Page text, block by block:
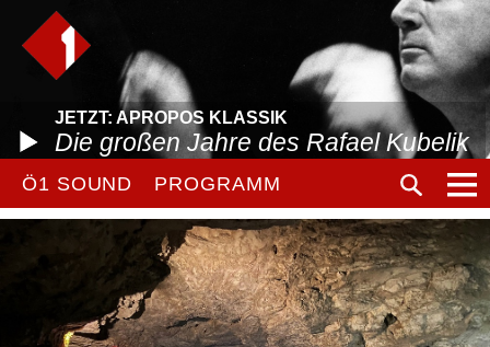
JETZT: APROPOS KLASSIK
Die großen Jahre des Rafael Kubelik
Ö1 SOUND PROGRAMM